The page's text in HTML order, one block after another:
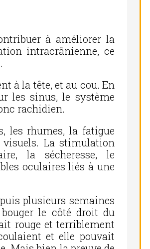
à améliorer la
intracrânienne, ce
à la tête, et au cou. En
les sinus, le système
rachidien.
les rhumes, la fatigue
visuels. La stimulation
la sécheresse, le
oculaires liés à une
plusieurs semaines
le côté droit du
rouge et terriblement
et elle pouvait